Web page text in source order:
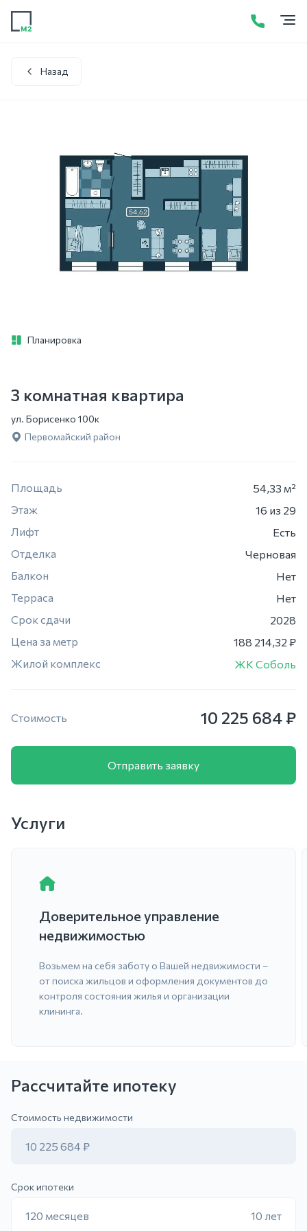
Контакты
+7 (423) 275-52-01 Написать в WhatsApp
Назад
Планировка
3 комнатная квартира
ул. Борисенко 100к
Первомайский район
Площадь
54,33 м²
Этаж
16 из 29
Лифт
Есть
Отделка
Черновая
Балкон
Нет
Терраса
Нет
Срок сдачи
2028
Цена за метр
188 214,32 ₽
Жилой комплекс
ЖК Соболь
Стоимость 10 225 684 ₽
Отправить заявку
Услуги
Доверительное управление
недвижимостью
Возьмем на себя заботу о Вашей недвижимости –
от поиска жильцов и оформления документов до
контроля состояния жилья и организации
клининга.
Рассчитайте ипотеку
Стоимость недвижимости
10 225 684 ₽
Срок ипотеки
120 месяцев 10 лет